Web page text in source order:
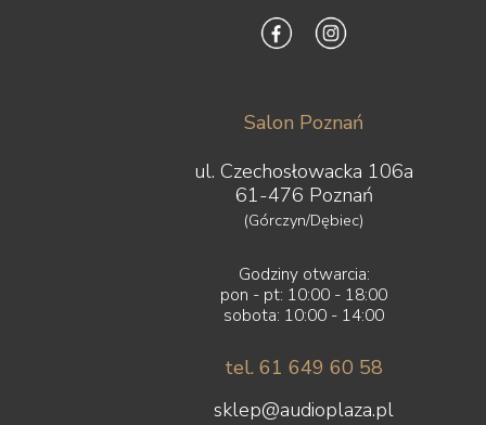
Salon Poznań
ul. Czechosłowacka 106a
61-476 Poznań
(Górczyn/Dębiec)
Godziny otwarcia:
pon - pt: 10:00 - 18:00
sobota: 10:00 - 14:00
tel. 61 649 60 58
sklep@audioplaza.pl